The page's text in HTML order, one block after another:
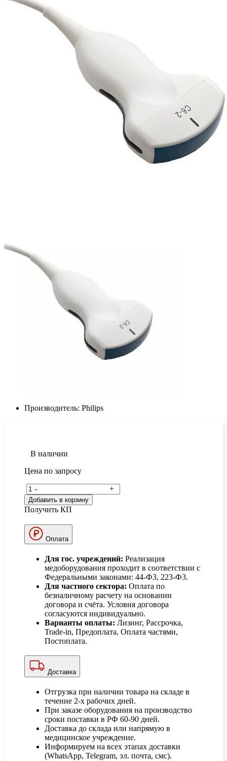
Производитель: Philips
В наличии
Цена по запросу
- +
Добавить в корзину
Получить КП
Оплата
Для гос. учреждений: Реализация
медоборудования проходит в соответствии с
Федеральными законами: 44-Ф3, 223-Ф3.
Для частного сектора: Оплата по
безналичному расчету на основании
договора и счёта. Условия договора
согласуются индивидуально.
Варианты оплаты: Лизинг, Рассрочка,
Trade-in, Предоплата, Оплата частями,
Постоплата.
Доставка
Отгрузка при наличии товара на складе в
течение 2-х рабочих дней.
При заказе оборудования на производство
сроки поставки в РФ 60-90 дней.
Доставка до склада или напрямую в
медицинское учреждение.
Информируем на всех этапах доставки
(WhatsApp, Telegram, эл. почта, смс).